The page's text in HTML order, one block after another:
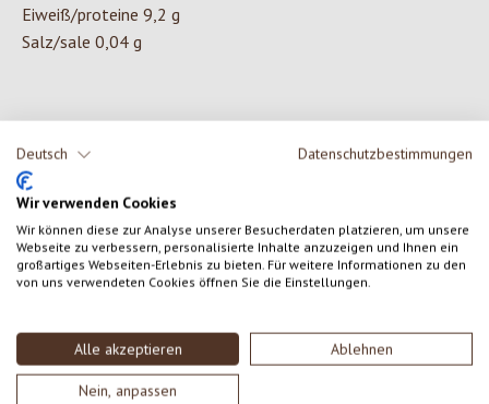
Deutsch Datenschutzbestimmungen
Wir verwenden Cookies
Wir können diese zur Analyse unserer Besucherdaten platzieren, um unsere
Webseite zu verbessern, personalisierte Inhalte anzuzeigen und Ihnen ein
großartiges Webseiten-Erlebnis zu bieten. Für weitere Informationen zu den
von uns verwendeten Cookies öffnen Sie die Einstellungen.
Alle akzeptieren Ablehnen
Nein, anpassen
Eiweiß/proteine 9,2 g
Salz/sale 0,04 g
0 von 0 Bewertungen
Durchschnittliche Bewertung von 0 von 5 Sternen
Gib eine Bewertung ab!
SCHREIBE EINE BEWERTUNG